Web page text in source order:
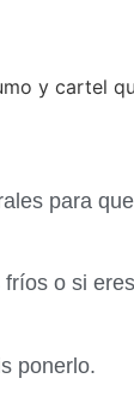
para
o si
ponerlo.